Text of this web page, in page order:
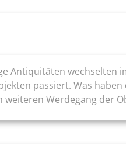
Antiquitäten wechselten
passiert. Was
Werdegang der